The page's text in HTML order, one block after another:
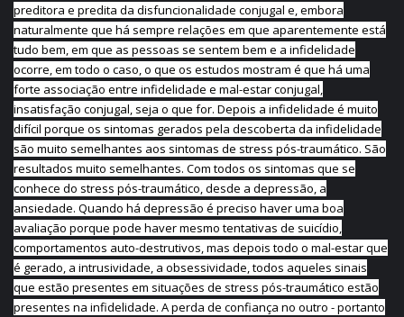
preditora e predita da disfuncionalidade conjugal e, embora
naturalmente que há sempre relações em que aparentemente está
tudo bem, em que as pessoas se sentem bem e a infidelidade
ocorre, em todo o caso, o que os estudos mostram é que há uma
forte associação entre infidelidade e mal-estar conjugal,
insatisfação conjugal, seja o que for. Depois a infidelidade é muito
difícil porque os sintomas gerados pela descoberta da infidelidade
são muito semelhantes aos sintomas de stress pós-traumático. São
resultados muito semelhantes. Com todos os sintomas que se
conhece do stress pós-traumático, desde a depressão, a
ansiedade. Quando há depressão é preciso haver uma boa
avaliação porque pode haver mesmo tentativas de suicídio,
comportamentos auto-destrutivos, mas depois todo o mal-estar que
é gerado, a intrusividade, a obsessividade, todos aqueles sinais
que estão presentes em situações de stress pós-traumático estão
presentes na infidelidade. A perda de confiança no outro - portanto